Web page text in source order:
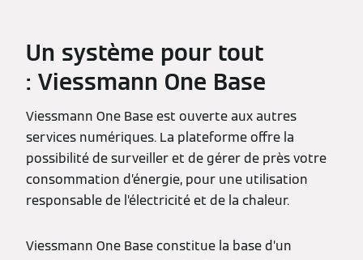
Un système pour tout
: Viessmann One Base
Viessmann One Base est ouverte aux autres
services numériques. La plateforme offre la
possibilité de surveiller et de gérer de près votre
consommation d’énergie, pour une utilisation
responsable de l’électricité et de la chaleur.
Viessmann One Base constitue la base d’un